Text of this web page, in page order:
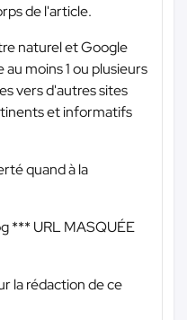
de l'article.
naturel et Google
moins 1 ou plusieurs
vers d'autres sites
et informatifs
quand à la
*** URL MASQUÉE
la rédaction de ce